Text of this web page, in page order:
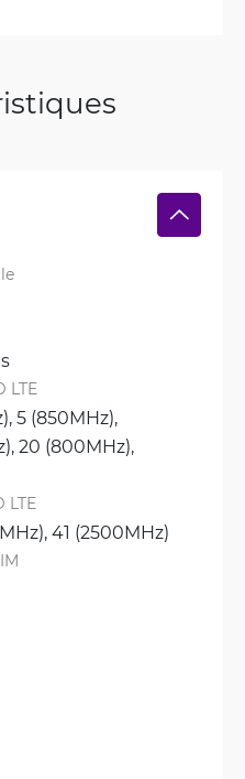
LTE
5 (850MHz),
20 (800MHz),
LTE
41 (2500MHz)